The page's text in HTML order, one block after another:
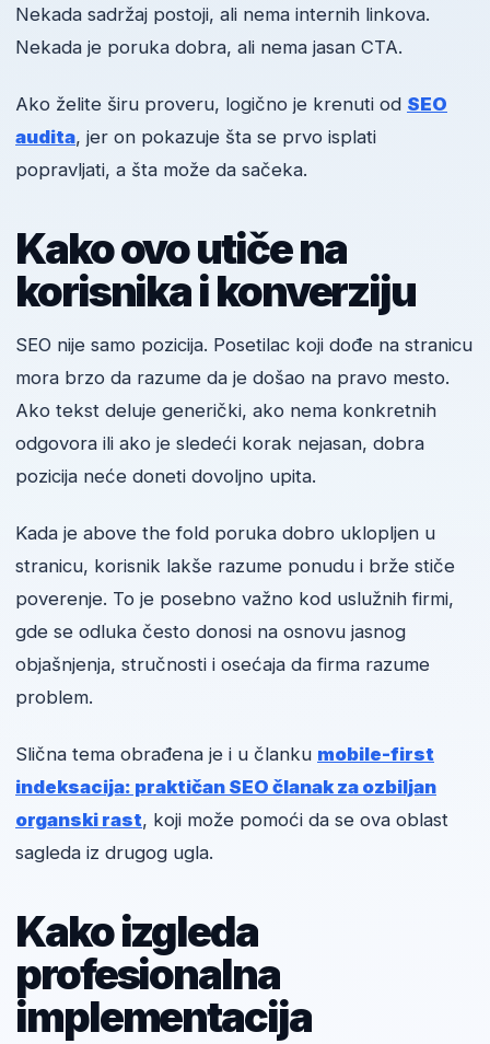
Nekada sadržaj postoji, ali nema internih linkova.
Nekada je poruka dobra, ali nema jasan CTA.
Ako želite širu proveru, logično je krenuti od SEO
audita, jer on pokazuje šta se prvo isplati
popravljati, a šta može da sačeka.
Kako ovo utiče na
korisnika i konverziju
SEO nije samo pozicija. Posetilac koji dođe na stranicu
mora brzo da razume da je došao na pravo mesto.
Ako tekst deluje generički, ako nema konkretnih
odgovora ili ako je sledeći korak nejasan, dobra
pozicija neće doneti dovoljno upita.
Kada je above the fold poruka dobro uklopljen u
stranicu, korisnik lakše razume ponudu i brže stiče
poverenje. To je posebno važno kod uslužnih firmi,
gde se odluka često donosi na osnovu jasnog
objašnjenja, stručnosti i osećaja da firma razume
problem.
Slična tema obrađena je i u članku mobile-first
indeksacija: praktičan SEO članak za ozbiljan
organski rast, koji može pomoći da se ova oblast
sagleda iz drugog ugla.
Kako izgleda
profesionalna
implementacija